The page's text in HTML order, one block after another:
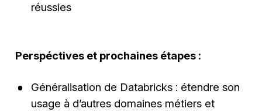
réussies
Perspéctives et prochaines étapes :
Généralisation de Databricks : étendre son
usage à d’autres domaines métiers et